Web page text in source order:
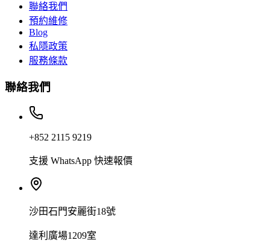
聯絡我們
預約維修
Blog
私隱政策
服務條款
聯絡我們
+852 2115 9219
支援 WhatsApp 快速報價
沙田石門安麗街18號
達利廣場1209室